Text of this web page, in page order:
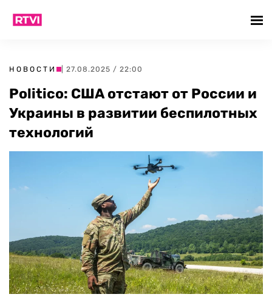
НОВОСТИ | 27.08.2025 / 22:00
Politico: США отстают от России и
Украины в развитии беспилотных
технологий